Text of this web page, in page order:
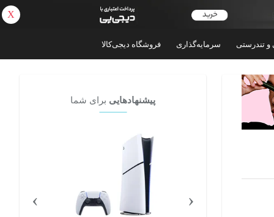
و تندرستی سرمایه‌گذاری فروشگاه دیجی‌کالا
پیشنهادهایی برای شما
‹
›
X